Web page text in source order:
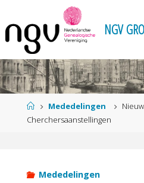
naar
inhoud
NGV GRO
HomeMededelingen
Cherchersaanstellingen
Mededelingen